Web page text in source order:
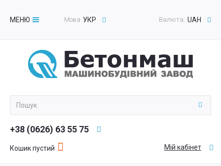
МЕНЮ
Toggle
Валюта: UAH
Мова УКР
+38 (0626) 63 55 75
Кошик пустий Мій кабінет